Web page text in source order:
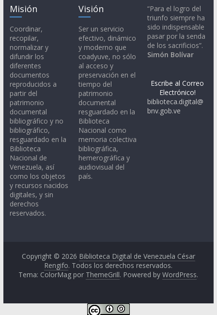
Misión
Coordinar,
recopilar,
normalizar y
difundir los
diferentes
documentos
reproducidos a
partir del
patrimonio
documental
bibliográfico y no
bibliográfico,
resguardado en la
Biblioteca
Nacional de
Venezuela, así
como los objetos
y recursos nacidos
digitales, y sin
derechos
reservados.
Visión
Ser un servicio
efectivo, dinámico
y moderno que
coadyuve, no sólo
al acceso y
preservación en el
tiempo del
patrimonio
documental
resguardado en la
Biblioteca
Nacional como
memoria colectiva
bibliográfica,
hemerográfica y
audiovisual del
país.
“Para el logro del
triunfo siempre ha
sido indispensable
pasar por la senda
de los sacrificios”.
Simón Bolívar
Escribe al Correo
Electrónico!
biblioteca.digital@
bnv.gob.ve
Copyright © 2026 Biblioteca Digital de Venezuela César
Rengifo. Todos los derechos reservados.
Tema: ColorMag por ThemeGrill. Powered byWordPress.